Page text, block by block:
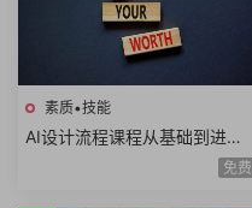
素质•技能
AI设计流程课程从基础到进阶A
I工具使用自动化流程AI出图案
免费